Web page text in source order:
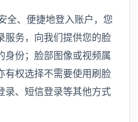
全、便捷地登入账户，您
服务，向我们提供您的脸
身份；脸部图像或视频属
有权选择不需要使用刷脸
录、短信登录等其他方式